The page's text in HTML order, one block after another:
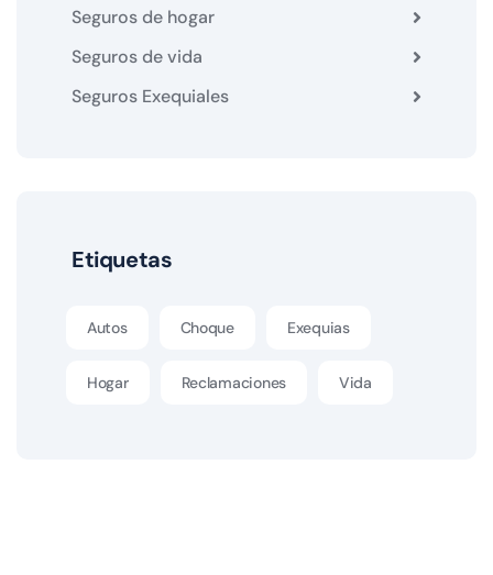
Seguros de hogar
Seguros de vida
Seguros Exequiales
Etiquetas
Autos Choque Exequias
Hogar Reclamaciones Vida